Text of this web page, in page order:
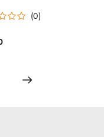
(0)